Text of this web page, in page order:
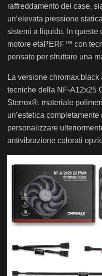
raffreddamento dei case,
un’elevata pressione
sistemi a liquido. In queste
motore etaPERF™ con
pensato per sfruttare una
La versione
tecniche della NF-A12x25
Sterrox®, materiale
un’estetica
personalizzare
antivibrazione colorati